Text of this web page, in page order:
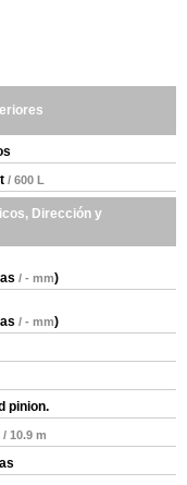
/ 600 L
Dirección y
/ - mm)
/ - mm)
pinion.
/ 10.9 m